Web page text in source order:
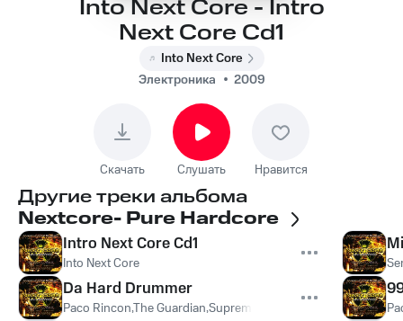
Into Next Core - Intro
Next Core Cd1
Into Next Core
Электроника
2009
Скачать Слушать Нравится
Другие треки альбома
Nextcore- Pure Hardcore
Intro Next Core Cd1
Into Next Core
Da Hard Drummer
Paco Rincon,The Guardian,Supreme Entity Paco Rincon Vs